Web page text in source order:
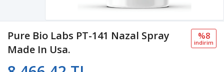
Pure Bio Labs PT-141 Nazal Spray
Made In Usa.
%8
i̇ndi̇ri̇m